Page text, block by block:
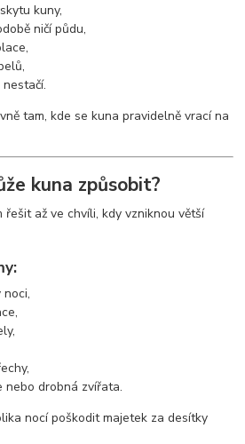
kuny,
ničí půdu,
tam, kde se kuna pravidelně vrací na
kuna způsobit?
až ve chvíli, kdy vzniknou větší
nebo drobná zvířata.
nocí poškodit majetek za desítky